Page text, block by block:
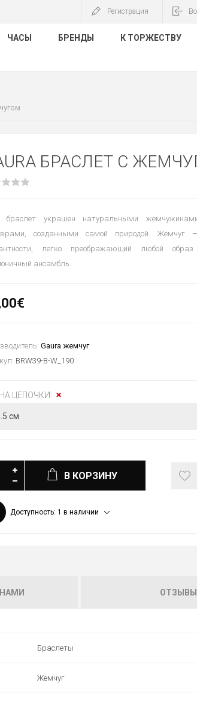
Регистрация
ЧАСЫ БРЕНДЫ К ТОРЖЕСТВУ
БРАСЛЕТ С
браслет украшен натуральными
созданными самой природой. Жемчуг
легко преображающий любой
ансамбль.
Gaura жемчуг
BRW39-B-W_190
ЦЕПОЧКИ:
В КОРЗИНУ
Доступность: 1 в наличии
ОТЗЫВЫ
Браслеты
Жемчуг